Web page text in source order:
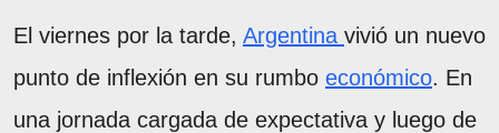
El viernes por la tarde, Argentina vivió un nuevo
punto de inflexión en su rumbo económico. En
una jornada cargada de expectativa y luego de